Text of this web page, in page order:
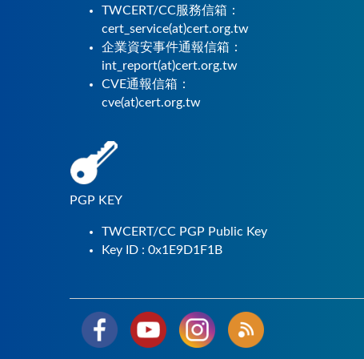
TWCERT/CC服務信箱：
cert_service(at)cert.org.tw
企業資安事件通報信箱：
int_report(at)cert.org.tw
CVE通報信箱：
cve(at)cert.org.tw
PGP KEY
TWCERT/CC PGP Public Key
Key ID : 0x1E9D1F1B